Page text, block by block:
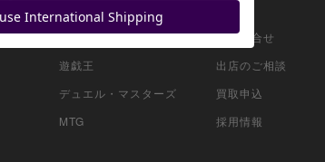
ポケモンカード
ワンピースカード
遊戯王
デュエル・マスターズ
MTG
お問い合せ
出店のご相談
買取申込
採用情報